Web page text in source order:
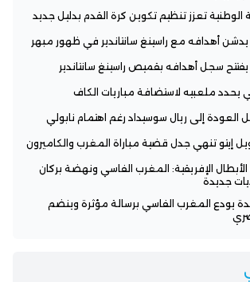
الوطنية تعزز تنظيم تكوين كرة القدم بدليل جديد
يدشن أهدافه مع راسينغ سانتاندير في ظهور مبهر
يفتتح سجل أهدافه بقميص راسينغ سانتاندير
يحدد ملعبيه لاستضافة مباريات الكاف
العودة إلى ريال سوسيداد رغم اهتمام نابولي
إيتو تنهي جدل قضية مباراة المغرب والكاميرون
الإفريقية: المغرب الفاسي ونهضة بركان
جديدة
يودع المغرب الفاسي برسالة مؤثرة وينضم